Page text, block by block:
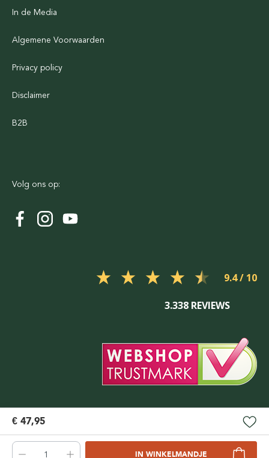
€ 47,95
IN WINKELMANDJE
In de Media
Algemene Voorwaarden
Privacy policy
Disclaimer
B2B
Volg ons op:
9.4
3.338 REVIEWS